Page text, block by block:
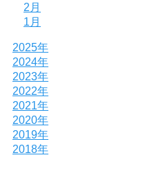
2月
1月
2025年
2024年
2023年
2022年
2021年
2020年
2019年
2018年